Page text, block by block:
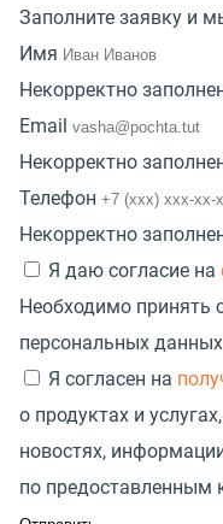
Заполните заявку и
Имя
Некорректно
Email
Некорректно
Телефон
Некорректно
Я даю согласие на
Необходимо принять
персональных данных
Я согласен на
о продуктах и
новостях,
по предоставленным